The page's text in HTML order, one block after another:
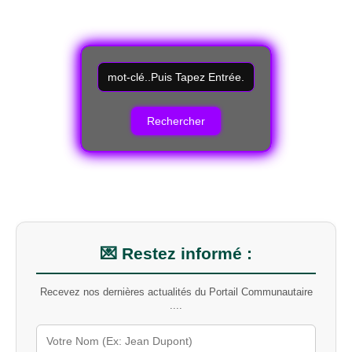
R
e
c
m
o
t
-
l
é
💌 Restez informé :
Recevez nos dernières actualités du Portail Communautaire
....